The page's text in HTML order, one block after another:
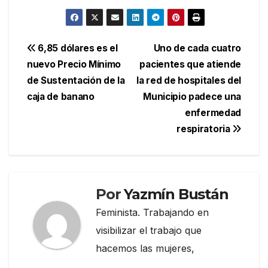
Navegación
de
entradas
Uno de cada cuatro
pacientes que atiende
la red de hospitales del
Municipio padece una
enfermedad
respiratoria
6,85 dólares es el
nuevo Precio Mínimo
de Sustentación de la
caja de banano
PorYazmín Bustán
Feminista. Trabajando en
visibilizar el trabajo que
hacemos las mujeres,